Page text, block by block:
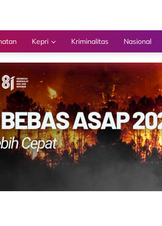
Kepri Kriminalitas Nasional